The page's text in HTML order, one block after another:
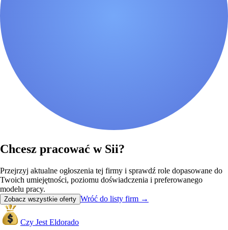
Chcesz pracować w Sii?
Przejrzyj aktualne ogłoszenia tej firmy i sprawdź role dopasowane do
Twoich umiejętności, poziomu doświadczenia i preferowanego
modelu pracy.
Zobacz wszystkie oferty Wróć do listy firm →
Czy Jest Eldorado